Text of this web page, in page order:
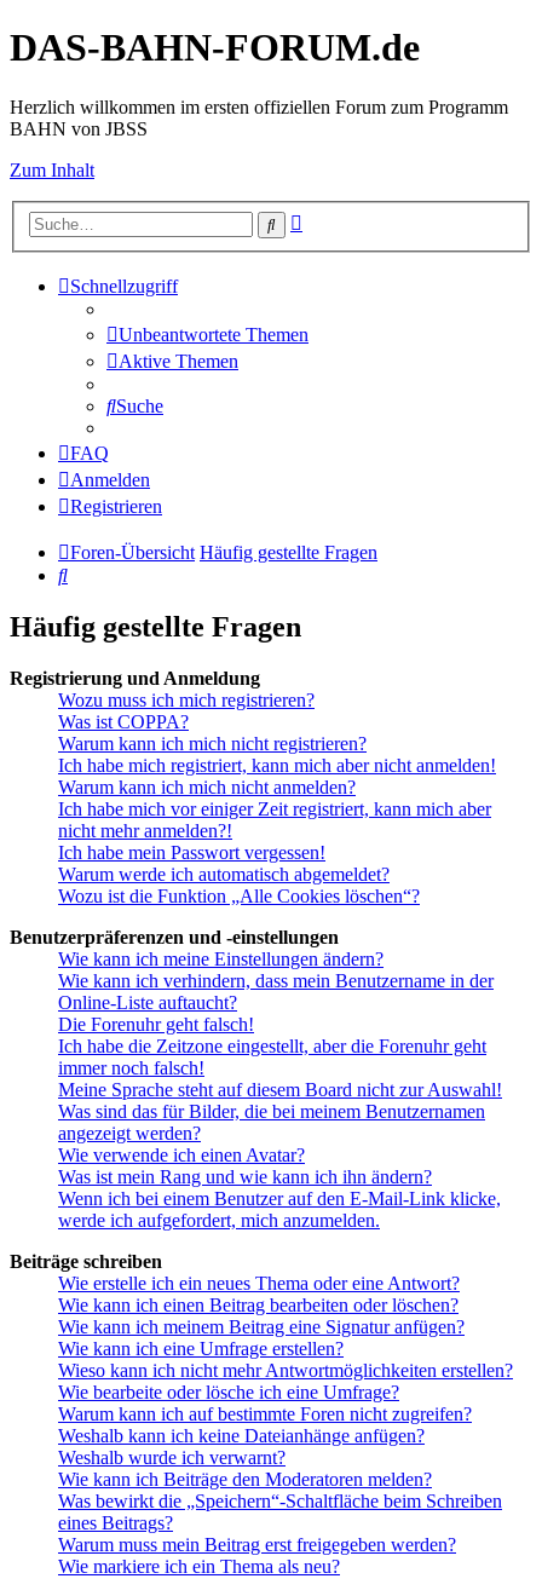
DAS-BAHN-FORUM.de
Herzlich willkommen im ersten offiziellen Forum zum Programm
BAHN von JBSS
Zum Inhalt
Suche
Schnellzugriff
Unbeantwortete Themen
Aktive Themen
Suche
FAQ
Anmelden
Registrieren
Foren-Übersicht Häufig gestellte Fragen
Suche
Häufig gestellte Fragen
Registrierung und Anmeldung
Wozu muss ich mich registrieren?
Was ist COPPA?
Warum kann ich mich nicht registrieren?
Ich habe mich registriert, kann mich aber nicht anmelden!
Warum kann ich mich nicht anmelden?
Ich habe mich vor einiger Zeit registriert, kann mich aber
nicht mehr anmelden?!
Ich habe mein Passwort vergessen!
Warum werde ich automatisch abgemeldet?
Wozu ist die Funktion „Alle Cookies löschen“?
Benutzerpräferenzen und -einstellungen
Wie kann ich meine Einstellungen ändern?
Wie kann ich verhindern, dass mein Benutzername in der
Online-Liste auftaucht?
Die Forenuhr geht falsch!
Ich habe die Zeitzone eingestellt, aber die Forenuhr geht
immer noch falsch!
Meine Sprache steht auf diesem Board nicht zur Auswahl!
Was sind das für Bilder, die bei meinem Benutzernamen
angezeigt werden?
Wie verwende ich einen Avatar?
Was ist mein Rang und wie kann ich ihn ändern?
Wenn ich bei einem Benutzer auf den E-Mail-Link klicke,
werde ich aufgefordert, mich anzumelden.
Beiträge schreiben
Wie erstelle ich ein neues Thema oder eine Antwort?
Wie kann ich einen Beitrag bearbeiten oder löschen?
Wie kann ich meinem Beitrag eine Signatur anfügen?
Wie kann ich eine Umfrage erstellen?
Wieso kann ich nicht mehr Antwortmöglichkeiten erstellen?
Wie bearbeite oder lösche ich eine Umfrage?
Warum kann ich auf bestimmte Foren nicht zugreifen?
Weshalb kann ich keine Dateianhänge anfügen?
Weshalb wurde ich verwarnt?
Wie kann ich Beiträge den Moderatoren melden?
Was bewirkt die „Speichern“-Schaltfläche beim Schreiben
eines Beitrags?
Warum muss mein Beitrag erst freigegeben werden?
Wie markiere ich ein Thema als neu?